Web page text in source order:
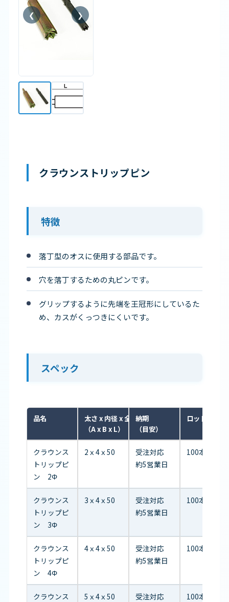
❮ ❯
クラウンストリップピン
特徴
落丁型のオスに使用する部品です。
穴を落丁するための丸ピンです。
グリップするように先端を王冠形にしているた
め、カスがくっつきにくいです。
スペック
品名
太さ x 内径 x 全長
（A x B x L）
納期
（目安）
ロット
クラウンス
トリップピ
ン 2Φ
2ｘ4ｘ50
受注対応
約5営業日
100本/袋
クラウンス
トリップピ
ン 3Φ
3ｘ4ｘ50
受注対応
約5営業日
100本/袋
クラウンス
トリップピ
ン 4Φ
4ｘ4ｘ50
受注対応
約5営業日
100本/袋
クラウンス
5ｘ4ｘ50
受注対応
100本/袋